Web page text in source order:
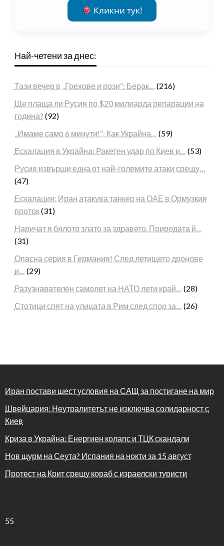
Кликни тук!
Най-четени за днес:
Тази вечер в „Грехове и рози“: Берак… (216)
Ще плаща ли Русия по $20 милиарда репарации на
година? (92)
„Имаме само 6 минути!“: Как Украйна… (59)
Ескалация в Украйна: Ракетен удар по Киев и… (53)
Русия извърши една от най-големите атаки срещу…
(47)
Ескалация: Иран атакува танкер на ОАЕ в Ормузкия
проток(31)
Наричат я бялото злато за здравето. Природата й…
(31)
Опасна серия в Германия! След летището дронове
и… (29)
Разузнавателен самолет на НАТО лети край… (28)
Стотици спят на улицата в Рим след спор за… (26)
Иран постави шест условия на САЩ за постигане на мир
Швейцария: Неутралитетът не изключва солидарност с
Киев
Криза в Украйна: Енергиен колапс и ТЦК скандали
Нов щурм на Сеута? Испания на нокти за 15 август
Протест на Крит срещу кораб с израелски туристи
55